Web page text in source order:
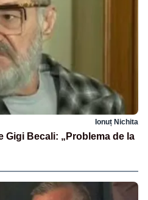
Ionuț Nichita
Gigi Becali: „Problema de la